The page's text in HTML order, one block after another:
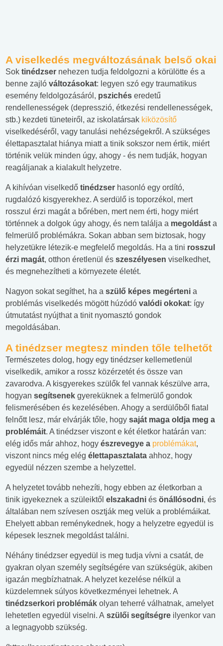
A viselkedés megváltozásának belső okai
Sok tinédzser nehezen tudja feldolgozni a körülötte és a
benne zajló változásokat: legyen szó egy traumatikus
esemény feldolgozásáról, pszichés eredetű
rendellenességek (depresszió, étkezési rendellenességek,
stb.) kezdeti tüneteiről, az iskolatársak kiközösítő
viselkedéséről, vagy tanulási nehézségekről. A szükséges
élettapasztalat hiánya miatt a tinik sokszor nem értik, miért
történik velük minden úgy, ahogy - és nem tudják, hogyan
reagáljanak a kialakult helyzetre.
A kihívóan viselkedő tinédzser hasonló egy ordító,
rugdalózó kisgyerekhez. A serdülő is toporzékol, mert
rosszul érzi magát a bőrében, mert nem érti, hogy miért
történnek a dolgok úgy ahogy, és nem találja a megoldást a
felmerülő problémákra. Sokan abban sem biztosak, hogy
helyzetükre létezik-e megfelelő megoldás. Ha a tini rosszul
érzi magát, otthon éretlenül és szeszélyesen viselkedhet,
és megnehezítheti a környezete életét.
Nagyon sokat segíthet, ha a szülő képes megérteni a
problémás viselkedés mögött húzódó valódi okokat: így
útmutatást nyújthat a tinit nyomasztó gondok
megoldásában.
A tinédzser megtesz minden tőle telhetőt
Természetes dolog, hogy egy tinédzser kellemetlenül
viselkedik, amikor a rossz közérzetét és össze van
zavarodva. A kisgyerekes szülők fel vannak készülve arra,
hogyan segítsenek gyereküknek a felmerülő gondok
felismerésében és kezelésében. Ahogy a serdülőből fiatal
felnőtt lesz, már elvárják tőle, hogy saját maga oldja meg a
problémáit. A tinédzser viszont e két életkor határán van:
elég idős már ahhoz, hogy észrevegye a problémákat,
viszont nincs még elég élettapasztalata ahhoz, hogy
egyedül nézzen szembe a helyzettel.
A helyzetet tovább nehezíti, hogy ebben az életkorban a
tinik igyekeznek a szüleiktől elszakadni és önállósodni, és
általában nem szívesen osztják meg velük a problémáikat.
Ehelyett abban reménykednek, hogy a helyzetre egyedül is
képesek lesznek megoldást találni.
Néhány tinédzser egyedül is meg tudja vívni a csatát, de
gyakran olyan személy segítségére van szükségük, akiben
igazán megbízhatnak. A helyzet kezelése nélkül a
küzdelemnek súlyos következményei lehetnek. A
tinédzserkori problémák olyan teherré válhatnak, amelyet
lehetetlen egyedül viselni. A szülői segítségre ilyenkor van
a legnagyobb szükség.